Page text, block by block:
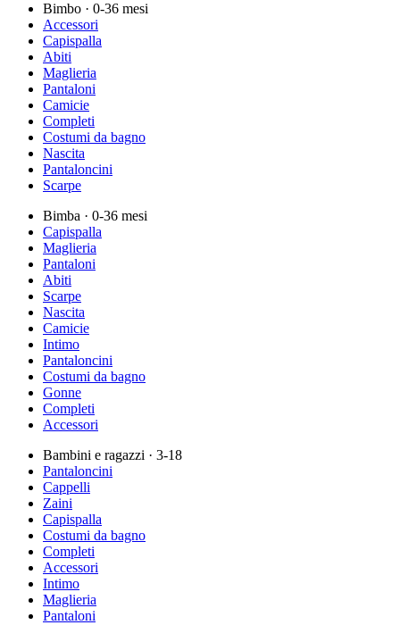
Bimbo · 0-36 mesi
Accessori
Capispalla
Abiti
Maglieria
Pantaloni
Camicie
Completi
Costumi da bagno
Nascita
Pantaloncini
Scarpe
Bimba · 0-36 mesi
Capispalla
Maglieria
Pantaloni
Abiti
Scarpe
Nascita
Camicie
Intimo
Pantaloncini
Costumi da bagno
Gonne
Completi
Accessori
Bambini e ragazzi · 3-18
Pantaloncini
Cappelli
Zaini
Capispalla
Costumi da bagno
Completi
Accessori
Intimo
Maglieria
Pantaloni